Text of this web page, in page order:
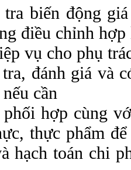
biến động
điều chỉnh
vụ cho phụ
đánh giá và
cần
hợp cùng
thực phẩm
hạch toán chi